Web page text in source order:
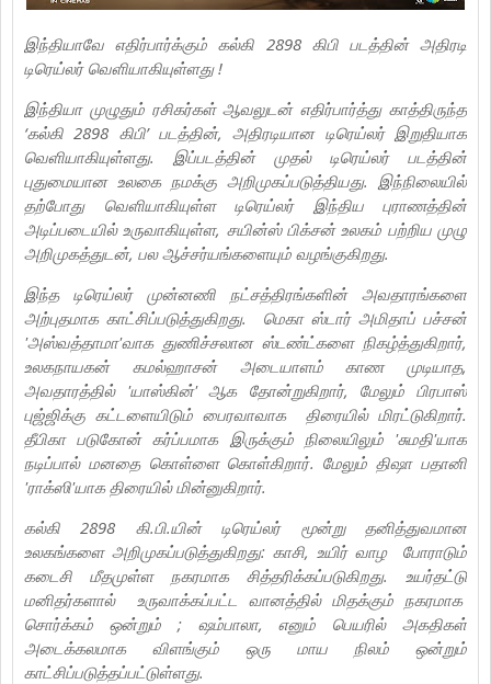
இந்தியாவே எதிர்பார்க்கும் கல்கி 2898 கிபி படத்தின் அதிரடி
டிரெய்லர் வெளியாகியுள்ளது !
இந்தியா முழுதும் ரசிகர்கள் ஆவலுடன் எதிர்பார்த்து காத்திருந்த
‘கல்கி 2898 கிபி’ படத்தின், அதிரடியான டிரெய்லர் இறுதியாக
வெளியாகியுள்ளது. இப்படத்தின் முதல் டிரெய்லர் படத்தின்
புதுமையான உலகை நமக்கு அறிமுகப்படுத்தியது. இந்நிலையில்
தற்போது வெளியாகியுள்ள டிரெய்லர் இந்திய புராணத்தின்
அடிப்படையில் உருவாகியுள்ள, சயின்ஸ் பிக்சன் உலகம் பற்றிய முழு
அறிமுகத்துடன், பல ஆச்சர்யங்களையும் வழங்குகிறது.
இந்த டிரெய்லர் முன்னணி நட்சத்திரங்களின் அவதாரங்களை
அற்புதமாக காட்சிப்படுத்துகிறது. மெகா ஸ்டார் அமிதாப் பச்சன்
'அஸ்வத்தாமா'வாக துணிச்சலான ஸ்டண்ட்களை நிகழ்த்துகிறார்,
உலகநாயகன் கமல்ஹாசன் அடையாளம் காண முடியாத,
அவதாரத்தில் 'யாஸ்கின்' ஆக தோன்றுகிறார், மேலும் பிரபாஸ்
புஜ்ஜிக்கு கட்டளையிடும் பைரவாவாக திரையில் மிரட்டுகிறார்.
தீபிகா படுகோன் கர்ப்பமாக இருக்கும் நிலையிலும் 'சுமதி'யாக
நடிப்பால் மனதை கொள்ளை கொள்கிறார். மேலும் திஷா பதானி
'ராக்ஸி'யாக திரையில் மின்னுகிறார்.
கல்கி 2898 கி.பி.யின் டிரெய்லர் மூன்று தனித்துவமான
உலகங்களை அறிமுகப்படுத்துகிறது: காசி, உயிர் வாழ போராடும்
கடைசி மீதமுள்ள நகரமாக சித்தரிக்கப்படுகிறது. உயர்தட்டு
மனிதர்களால் உருவாக்கப்பட்ட வானத்தில் மிதக்கும் நகரமாக
சொர்க்கம் ஒன்றும் ; ஷம்பாலா, எனும் பெயரில் அகதிகள்
அடைக்கலமாக விளங்கும் ஒரு மாய நிலம் ஒன்றும்
காட்சிப்படுத்தப்பட்டுள்ளது.